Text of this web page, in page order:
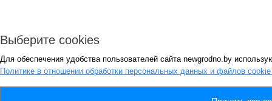
Выберите cookies
Для обеспечения удобства пользователей сайта newgrodno.by
Политике в отношении обработки персональных данных и файлов